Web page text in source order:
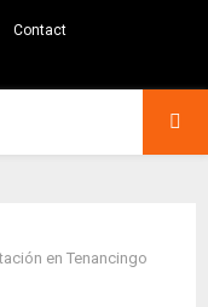
Contact
en Tenancingo